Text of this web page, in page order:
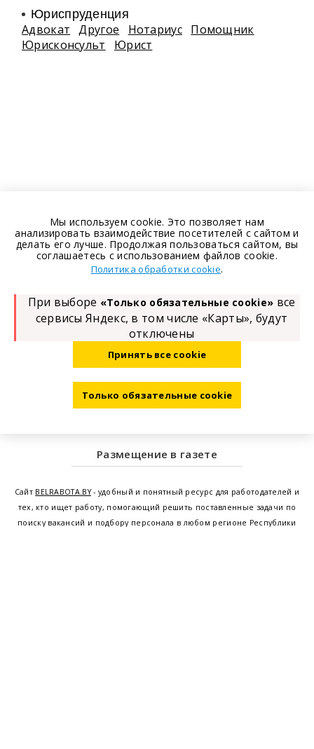
Юриспруденция
Адвокат Другое Нотариус Помощник
Юрисконсульт
Юрист
Размещение в газете
Сайт BELRABOTA.BY- удобный и понятный ресурс для работодателей и
тех, кто ищет работу, помогающий решить поставленные задачи по
поиску вакансий и подбору персонала в любом регионе Республики
Мы используем cookie. Это позволяет нам
анализировать взаимодействие посетителей с сайтом и
делать его лучше. Продолжая пользоваться сайтом, вы
соглашаетесь с использованием файлов cookie.
Политика обработки cookie.
При выборе «Только обязательные cookie» все
сервисы Яндекс, в том числе «Карты», будут
отключены
Принять все cookie
Только обязательные cookie